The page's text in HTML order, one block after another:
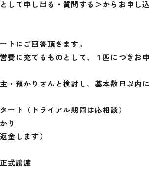
して申し出る・質問する＞からお申し
にご回答頂きます。
費に充てるものとして、１匹につきお
・預かりさんと検討し、基本数日以内
ト（トライアル期間は応相談）
り
金します）
式譲渡